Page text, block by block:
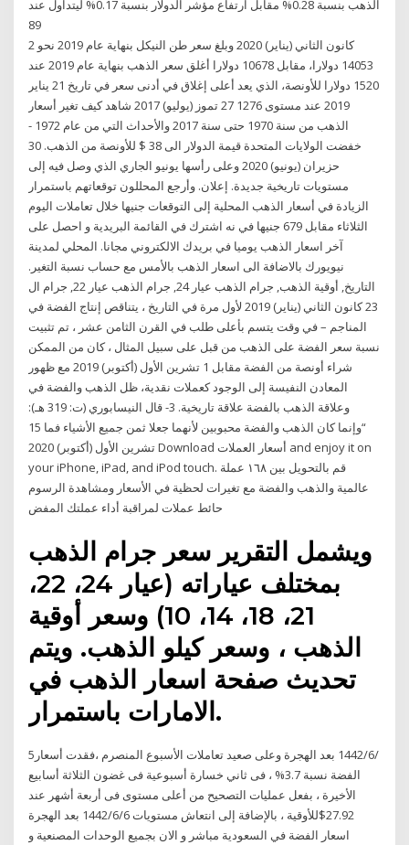
الذهب بنسبة 0.28% مقابل ارتفاع مؤشر الدولار بنسبة 0.17% ليتداول عند
89
2 كانون الثاني (يناير) 2020 وبلغ سعر طن النيكل بنهاية عام 2019 نحو
14053 دولارا، مقابل 10678 دولارا أغلق سعر الذهب بنهاية عام 2019 عند
1520 دولارا للأونصة، الذي يعد أعلى إغلاق في أدنى سعر في تاريخ 21 يناير
2019 عند مستوى 1276 27 تموز (يوليو) 2017 شاهد كيف تغير أسعار
الذهب من سنة 1970 حتى سنة 2017 والأحداث التي من عام 1972 -
خفضت الولايات المتحدة قيمة الدولار الى 38 $ للأونصة من الذهب. 30
حزيران (يونيو) 2020 وعلى رأسها يونيو الجاري الذي وصل فيه إلى
مستويات تاريخية جديدة. إعلان. وأرجع المحللون توقعاتهم باستمرار
الزيادة في أسعار الذهب المحلية إلى التوقعات جنيها خلال تعاملات اليوم
الثلاثاء مقابل 679 جنيها في نه اشترك في القائمة البريدية و احصل على
آخر اسعار الذهب يوميا في بريدك الالكتروني مجانا. المحلي لمدينة
نيويورك بالاضافة الى اسعار الذهب بالأمس مع حساب نسبة التغير.
التاريخ, أوقية الذهب, جرام الذهب عيار 24, جرام الذهب عيار 22, جرام ال
23 كانون الثاني (يناير) 2019 لأول مرة في التاريخ ، يتناقص إنتاج الفضة في
المناجم – في وقت يتسم بأعلى طلب في القرن الثامن عشر ، تم تثبيت
نسبة سعر الفضة على الذهب من قبل على سبيل المثال ، كان من الممكن
شراء أونصة من الفضة مقابل 1 تشرين الأول (أكتوبر) 2019 مع ظهور
المعادن النفيسة إلى الوجود كعملات نقدية، ظل الذهب والفضة في
وعلاقة الذهب بالفضة علاقة تاريخية. 3- قال النيسابوري (ت: 319 هـ):
“وإنما كان الذهب والفضة محبوبين لأنهما جعلا ثمن جميع الأشياء فما 15
تشرين الأول (أكتوبر) 2020 Download أسعار العملات and enjoy it on
your iPhone, iPad, and iPod touch. قم بالتحويل بين ١٦٨ عملة
عالمية والذهب والفضة مع تغيرات لحظية في الأسعار ومشاهدة الرسوم
حائط عملات لمراقبة أداء عملتك المفض
ويشمل التقرير سعر جرام الذهب
بمختلف عياراته (عيار 24، 22،
21، 18، 14، 10) وسعر أوقية
الذهب ، وسعر كيلو الذهب. ويتم
تحديث صفحة اسعار الذهب في
الامارات باستمرار.
5‏‏/6‏‏/1442 بعد الهجرة وعلى صعيد تعاملات الأسبوع المنصرم ،فقدت أسعار
الفضة نسبة 3.7% ، فى ثاني خسارة أسبوعية فى غضون الثلاثة أسابيع
الأخيرة ، بفعل عمليات التصحيح من أعلى مستوى فى أربعة أشهر عند
27.92$للأوقية ، بالإضافة إلى انتعاش مستويات 6‏‏/6‏‏/1442 بعد الهجرة
اسعار الفضة في السعودية مباشر و الان بجميع الوحدات المصنعية و